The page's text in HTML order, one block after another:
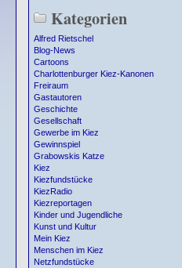
Kategorien
Alfred Rietschel
Blog-News
Cartoons
Charlottenburger Kiez-Kanonen
Freiraum
Gastautoren
Geschichte
Gesellschaft
Gewerbe im Kiez
Gewinnspiel
Grabowskis Katze
Kiez
Kiezfundstücke
KiezRadio
Kiezreportagen
Kinder und Jugendliche
Kunst und Kultur
Mein Kiez
Menschen im Kiez
Netzfundstücke